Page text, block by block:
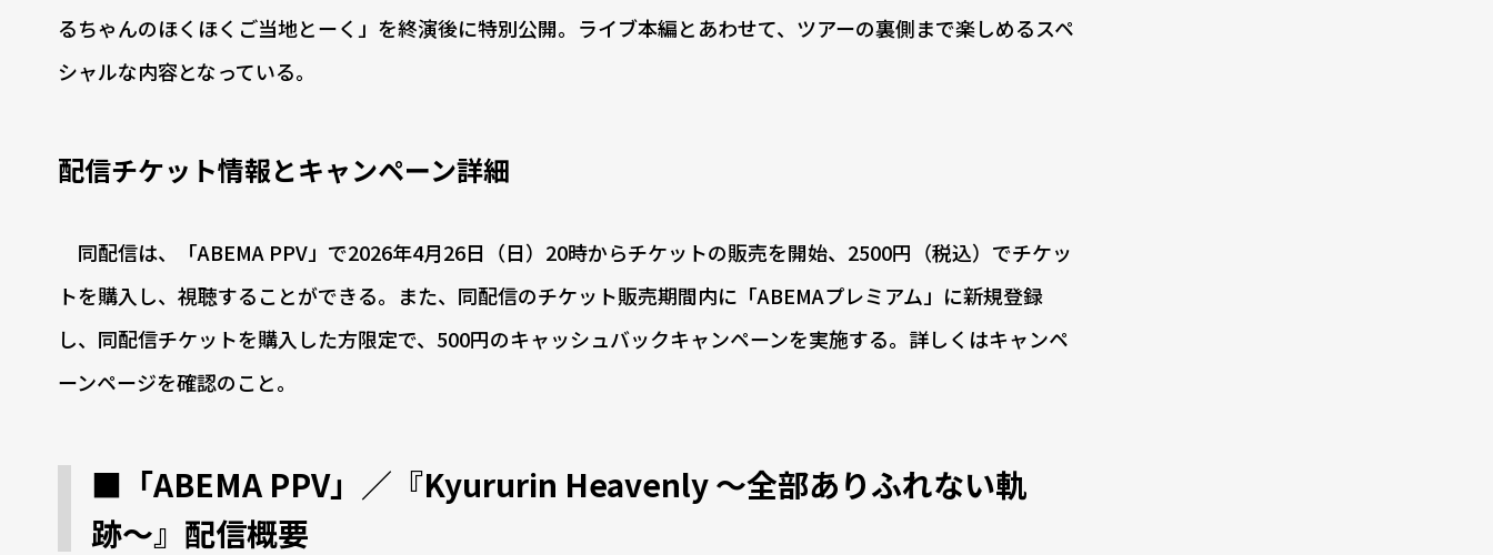
るちゃんのほくほくご当地とーく」を終演後に特別公開。ライブ本編とあわせて、ツアーの裏側まで楽しめるスペ
シャルな内容となっている。
配信チケット情報とキャンペーン詳細
同配信は、「ABEMA PPV」で2026年4月26日（日）20時からチケットの販売を開始、2500円（税込）でチケッ
トを購入し、視聴することができる。また、同配信のチケット販売期間内に「ABEMAプレミアム」に新規登録
し、同配信チケットを購入した方限定で、500円のキャッシュバックキャンペーンを実施する。詳しくはキャンペ
ーンページを確認のこと。
■「ABEMA PPV」／『Kyururin Heavenly 〜全部ありふれない軌
跡〜』配信概要